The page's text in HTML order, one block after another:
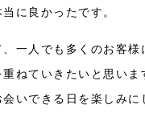
に良かったです。
一人でも多くのお客
ねていきたいと思い
いできる日を楽しみに